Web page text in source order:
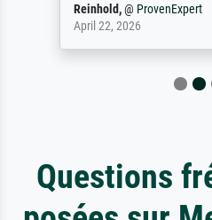
Reinhold,@ ProvenExpert
April 22, 2026
Questions